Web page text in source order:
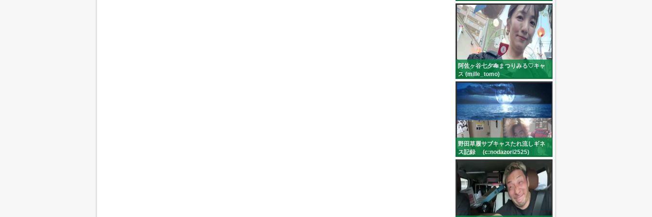
阿佐ヶ谷七夕🎋まつりみる♡キャ
ス (mille_tomo)
野田草履サブキャスたれ流しギネ
ス記録 (c:nodazori2525)